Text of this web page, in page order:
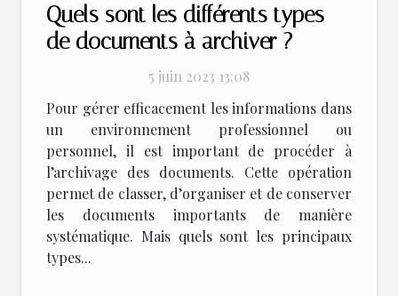
Quels sont les différents types
de documents à archiver ?
5 juin 2023 13:08
Pour gérer efficacement les informations dans
un environnement professionnel ou
personnel, il est important de procéder à
l’archivage des documents. Cette opération
permet de classer, d’organiser et de conserver
les documents importants de manière
systématique. Mais quels sont les principaux
types...